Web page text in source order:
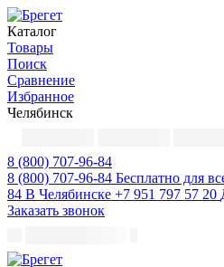
Каталог
Товары
Поиск
Сравнение
Избранное
Челябинск
8 (800) 707-96-84
8 (800) 707-96-84 Бесплатно для
84 В Челябинске +7 951 797 57 20
Заказать звонок